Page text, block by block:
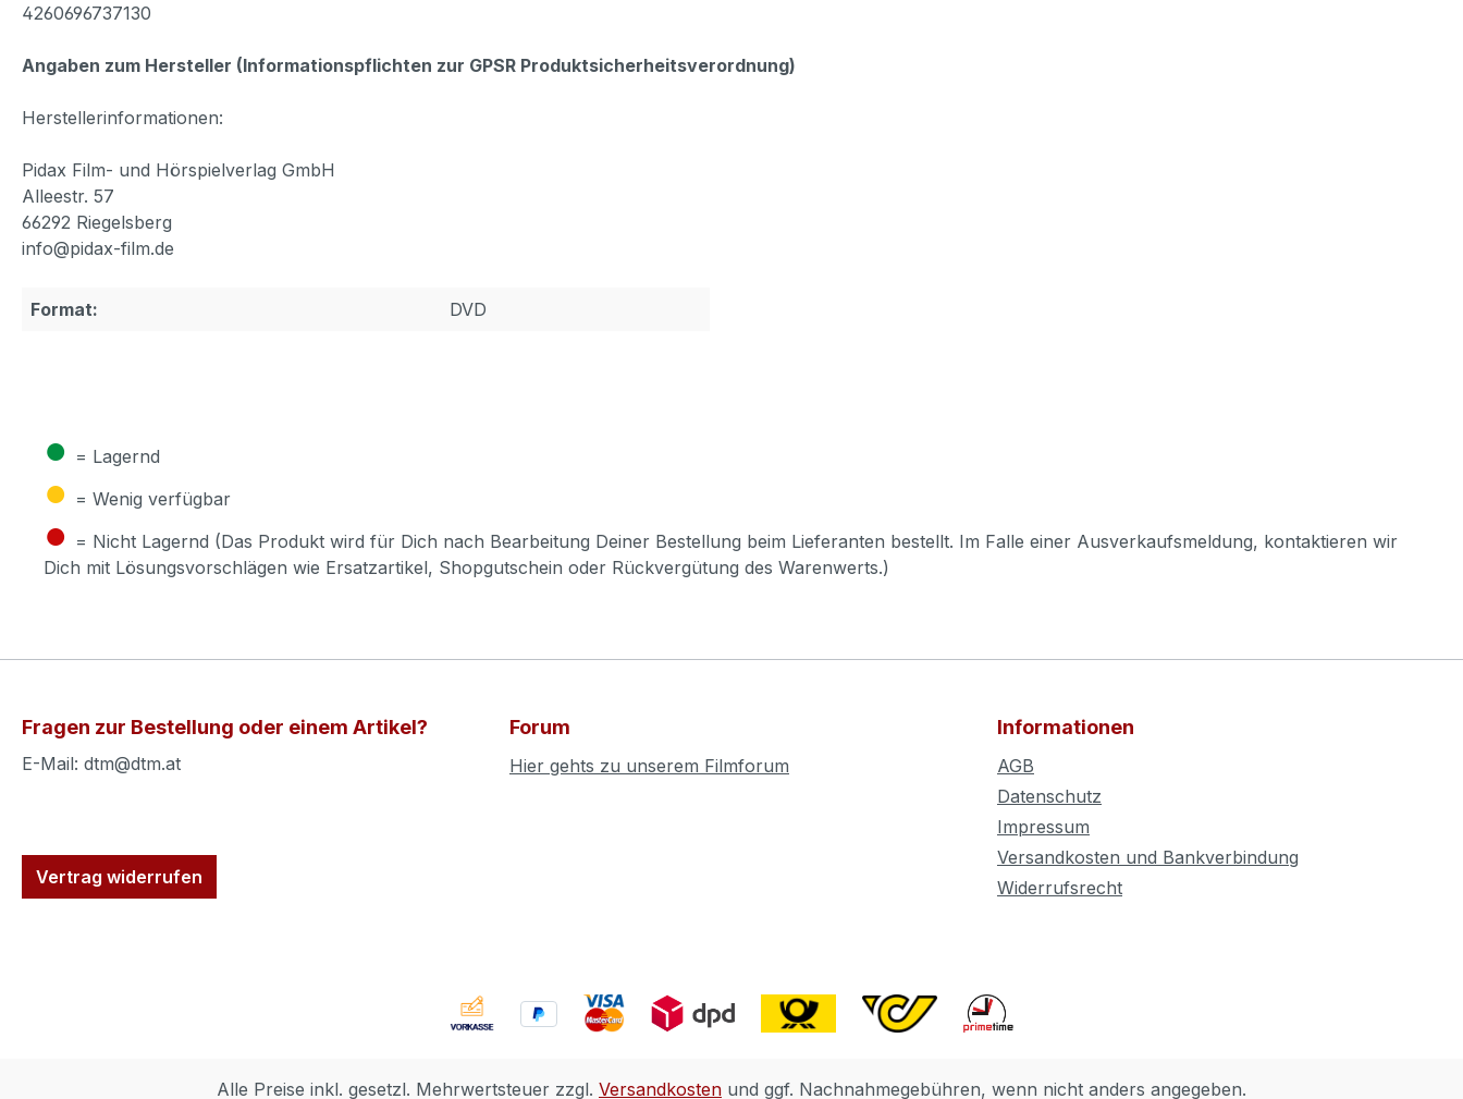
4260696737130
Angaben zum Hersteller (Informationspflichten zur GPSR Produktsicherheitsverordnung)
Herstellerinformationen:
Pidax Film- und Hörspielverlag GmbH
Alleestr. 57
66292 Riegelsberg
info@pidax-film.de
Format: DVD
● = Lagernd
● = Wenig verfügbar
● = Nicht Lagernd (Das Produkt wird für Dich nach Bearbeitung Deiner Bestellung beim Lieferanten bestellt. Im Falle einer Ausverkaufsmeldung, kontaktieren wir
Dich mit Lösungsvorschlägen wie Ersatzartikel, Shopgutschein oder Rückvergütung des Warenwerts.)
Fragen zur Bestellung oder einem Artikel?
E-Mail: dtm@dtm.at
Vertrag widerrufen
Forum
Hier gehts zu unserem Filmforum
Informationen
AGB
Datenschutz
Impressum
Versandkosten und Bankverbindung
Widerrufsrecht
Alle Preise inkl. gesetzl. Mehrwertsteuer zzgl. Versandkosten und ggf. Nachnahmegebühren, wenn nicht anders angegeben.